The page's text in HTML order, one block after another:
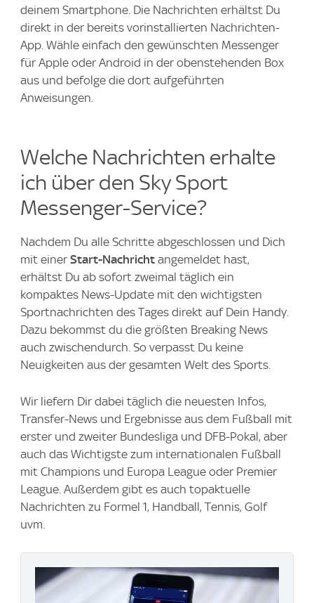
deinem Smartphone. Die Nachrichten erhältst Du
direkt in der bereits vorinstallierten Nachrichten-
App. Wähle einfach den gewünschten Messenger
für Apple oder Android in der obenstehenden Box
aus und befolge die dort aufgeführten
Anweisungen.
Welche Nachrichten erhalte
ich über den Sky Sport
Messenger-Service?
Nachdem Du alle Schritte abgeschlossen und Dich
mit einer Start-Nachricht angemeldet hast,
erhältst Du ab sofort zweimal täglich ein
kompaktes News-Update mit den wichtigsten
Sportnachrichten des Tages direkt auf Dein Handy.
Dazu bekommst du die größten Breaking News
auch zwischendurch. So verpasst Du keine
Neuigkeiten aus der gesamten Welt des Sports.
Wir liefern Dir dabei täglich die neuesten Infos,
Transfer-News und Ergebnisse aus dem Fußball mit
erster und zweiter Bundesliga und DFB-Pokal, aber
auch das Wichtigste zum internationalen Fußball
mit Champions und Europa League oder Premier
League. Außerdem gibt es auch topaktuelle
Nachrichten zu Formel 1, Handball, Tennis, Golf
uvm.